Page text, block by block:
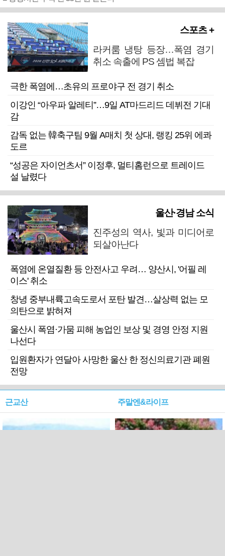
스포츠 +
라커룸 냉탕 등장…폭염 경기
취소 속출에 PS 셈법 복잡
극한 폭염에…초유의 프로야구 전 경기 취소
이강인 “아우파 알레티”…9일 AT마드리드 데뷔전 기대
감
감독 없는 韓축구팀 9월 A매치 첫 상대, 랭킹 25위 에콰
도르
“성공은 자이언츠서” 이정후, 멀티홈런으로 트레이드
설 날렸다
울산·경남 소식
진주성의 역사, 빛과 미디어로
되살아난다
폭염에 온열질환 등 안전사고 우려… 양산시, '어필 레
이스' 취소
창녕 중부내륙고속도로서 포탄 발견…살상력 없는 모
의탄으로 밝혀져
울산시 폭염·가뭄 피해 농업인 보상 및 경영 안정 지원
나선다
입원환자가 연달아 사망한 울산 한 정신의료기관 폐원
전망
근교산 주말엔&라이프